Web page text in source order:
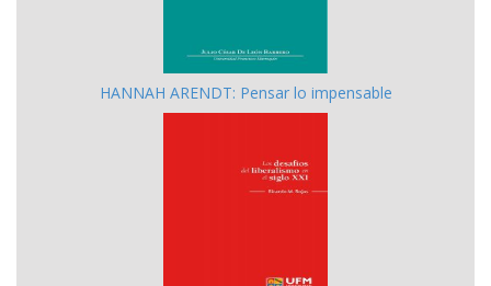
HANNAH ARENDT: Pensar lo impensable